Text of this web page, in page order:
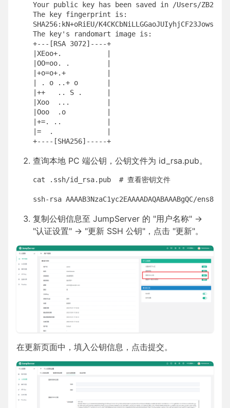
Your public key has been saved in /Users/ZB238/
The key fingerprint is:
SHA256:kN+oRiEU/
The key's randomart image is:
+---[RSA 3072]----+
|XEoo+.           |
|OO=oo. .         |
|+o=o+.+          |
| . o ..+ o       |
|++   .. S .      |
|Xoo  ...         |
|Ooo  .o          |
|+=. ..           |
|=  .             |
+----[SHA256]-----+
查询本地 PC 端公钥，公钥文件为 id_rsa.pub。
cat .ssh/id_rsa.pub  # 查看密钥文件
ssh-rsa AAAAB3NzaC1yc2EAAAADAQABAAABgQC/
复制公钥信息至 JumpServer 的 "用户名称" ->
"认证设置" -> "更新 SSH 公钥"，点击 "更新"。
在更新页面中，填入公钥信息，点击提交。